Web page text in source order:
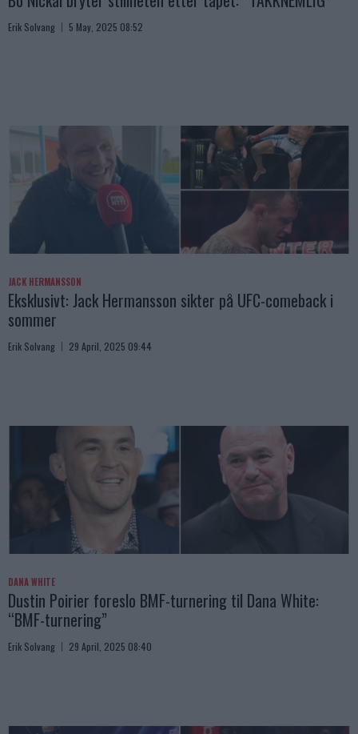
Erik Solvang 5 May, 2025 08:52
JACK HERMANSSON
Eksklusivt: Jack Hermansson sikter på UFC-comeback i
sommer
Erik Solvang 29 April, 2025 09:44
DANA WHITE
Dustin Poirier foreslo BMF-turnering til Dana White:
“BMF-turnering”
Erik Solvang 29 April, 2025 08:40